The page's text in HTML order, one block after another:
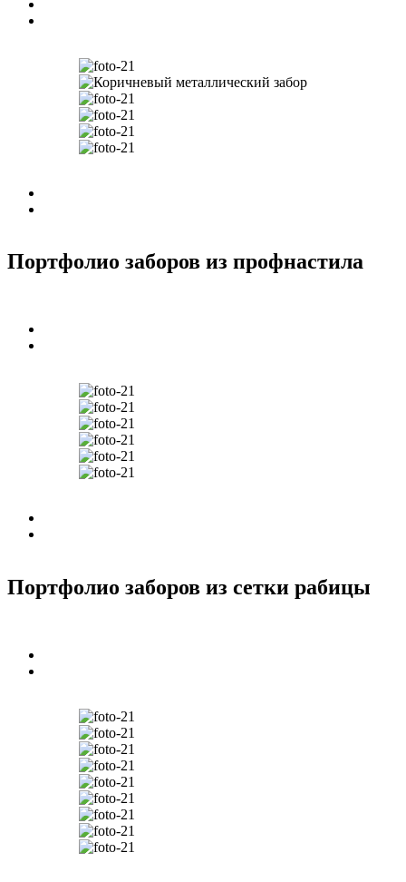
Портфолио заборов из профнастила
Портфолио заборов из сетки рабицы